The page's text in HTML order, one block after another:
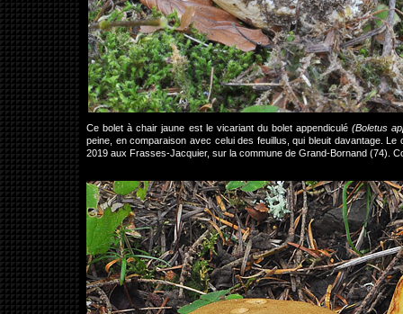
Ce bolet à chair jaune est le vicariant du bolet appendiculé(Boletus
peine, en comparaison avec celui des feuillus, qui bleuit davantage.
2019 aux Frasses-Jacquier, sur la commune de Grand-Bornand (74).